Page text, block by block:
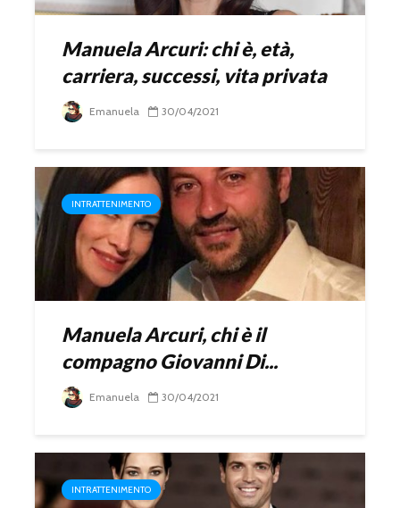
Manuela Arcuri: chi è, età,
carriera, successi, vita privata
Emanuela 30/04/2021
INTRATTENIMENTO
Manuela Arcuri, chi è il
compagno Giovanni Di...
Emanuela 30/04/2021
INTRATTENIMENTO